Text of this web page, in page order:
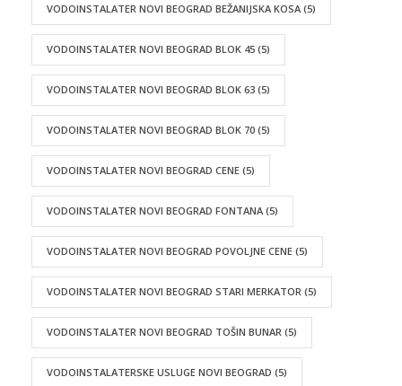
VODOINSTALATER NOVI BEOGRAD BEŽANIJSKA KOSA (5)
VODOINSTALATER NOVI BEOGRAD BLOK 45 (5)
VODOINSTALATER NOVI BEOGRAD BLOK 63 (5)
VODOINSTALATER NOVI BEOGRAD BLOK 70 (5)
VODOINSTALATER NOVI BEOGRAD CENE (5)
VODOINSTALATER NOVI BEOGRAD FONTANA (5)
VODOINSTALATER NOVI BEOGRAD POVOLJNE CENE (5)
VODOINSTALATER NOVI BEOGRAD STARI MERKATOR (5)
VODOINSTALATER NOVI BEOGRAD TOŠIN BUNAR (5)
VODOINSTALATERSKE USLUGE NOVI BEOGRAD (5)